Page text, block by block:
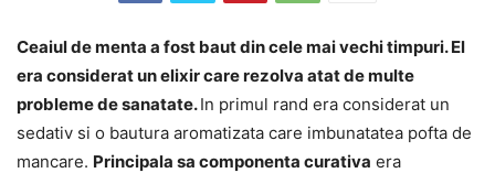
Ceaiul de menta a fost baut din cele mai vechi timpuri. El
era considerat un elixir care rezolva atat de multe
probleme de sanatate.In primul rand era considerat un
sedativ si o bautura aromatizata care imbunatatea pofta de
mancare. Principala sa componenta curativa era